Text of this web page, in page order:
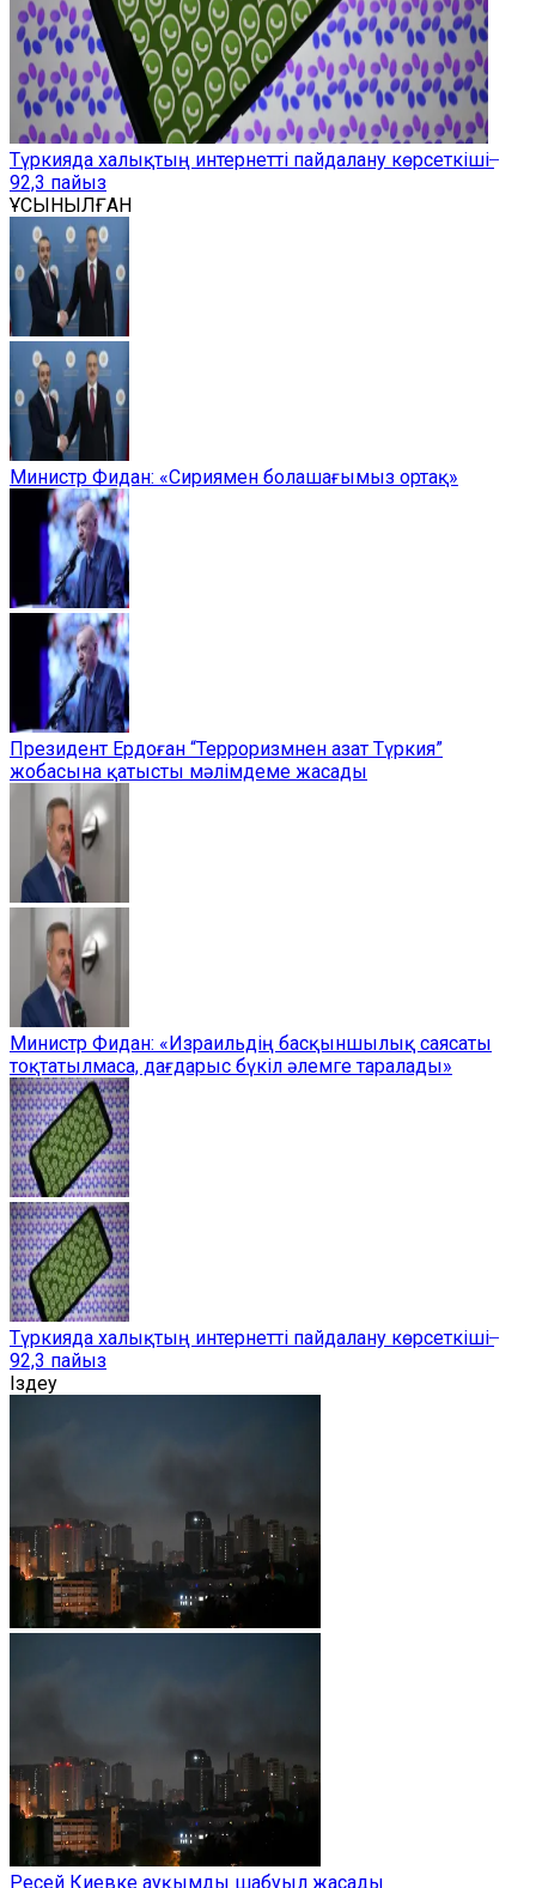
Түркияда халықтың интернетті пайдалану көрсеткіші ̶
92,3 пайыз
ҰСЫНЫЛҒАН
Министр Фидан: «Сириямен болашағымыз ортақ»
Президент Ердоған “Терроризмнен азат Түркия”
жобасына қатысты мәлімдеме жасады
Министр Фидан: «Израильдің басқыншылық саясаты
тоқтатылмаса, дағдарыс бүкіл әлемге таралады»
Түркияда халықтың интернетті пайдалану көрсеткіші ̶
92,3 пайыз
Іздеу
Ресей Киевке ауқымды шабуыл жасады